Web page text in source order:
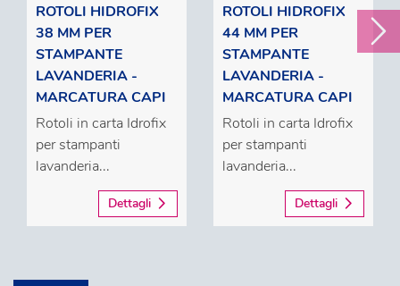
ROTOLI HIDROFIX
38 MM PER
STAMPANTE
LAVANDERIA -
MARCATURA CAPI
Rotoli in carta Idrofix
per stampanti
lavanderia...
Dettagli
ROTOLI HIDROFIX
44 MM PER
STAMPANTE
LAVANDERIA -
MARCATURA CAPI
Rotoli in carta Idrofix
per stampanti
lavanderia...
Dettagli